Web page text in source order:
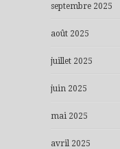
septembre 2025
août 2025
juillet 2025
juin 2025
mai 2025
avril 2025